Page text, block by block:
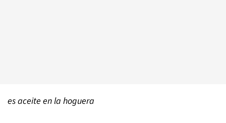
es aceite en la hoguera